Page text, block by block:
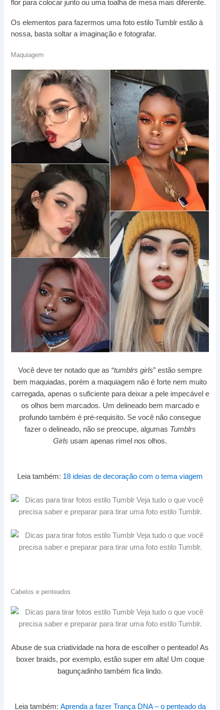
flor para colocar junto ou uma toalha de mesa mais diferente.
Os elementos para fazermos uma foto estilo Tumblr estão à
nossa, basta soltar a imaginação e fotografar.
Maquiagem
Você deve ter notado que as “tumblrs girls” estão sempre
bem maquiadas, porém a maquiagem não é forte nem muito
carregada, apenas o suficiente para deixar a pele impecável e
os olhos bem marcados. Um delineado bem marcado e
profundo também é pré-requisito. Se você não consegue
fazer o delineado, não se preocupe, algumas Tumblrs
Girls usam apenas rímel nos olhos.
Leia também: 18 ideias de decoração com o tema viagem
Cabelos e penteados
Abuse de sua criatividade na hora de escolher o penteado! As
boxer braids, por exemplo, estão super em alta! Um coque
bagunçadinho também fica lindo.
Leia também: Aprenda a fazer Trança DNA – o penteado da